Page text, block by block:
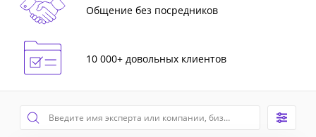
Общение без посредников
10 000+ довольных клиентов